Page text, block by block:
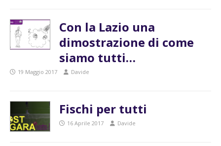
Con la Lazio una
dimostrazione di come
siamo tutti…
19 Maggio 2017 Davide
Fischi per tutti
16 Aprile 2017 Davide